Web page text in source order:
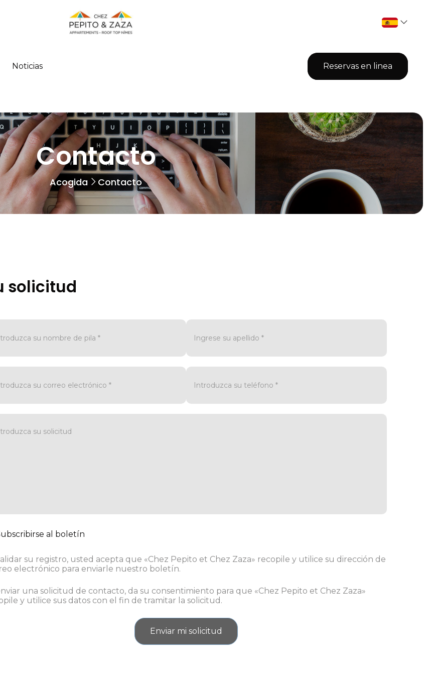
Noticias Reservas en linea
Contacto
Acogida Contacto
solicitud
al boletín
su registro, usted acepta que «Chez Pepito et Chez Zaza» recopile y utilice su dirección de
electrónico para enviarle nuestro boletín.
una solicitud de contacto, da su consentimiento para que «Chez Pepito et Chez Zaza»
y utilice sus datos con el fin de tramitar la solicitud.